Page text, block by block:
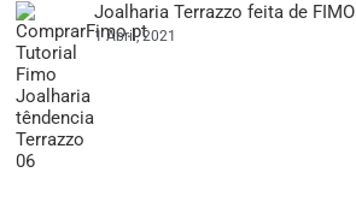
Joalharia Terrazzo feita de FIMO
1 Abril, 2021